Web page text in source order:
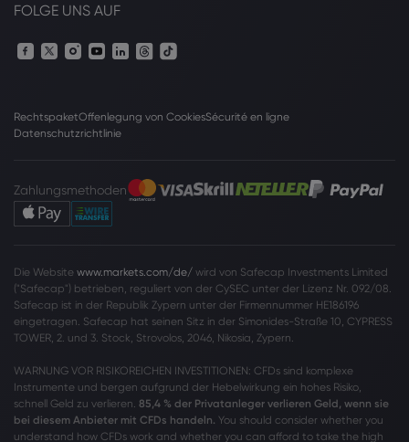
FOLGE UNS AUF
RechtspaketOffenlegung von CookiesSécurité en ligne
Datenschutzrichtlinie
Zahlungsmethoden
Die Website www.markets.com/de/ wird von Safecap Investments Limited
("Safecap") betrieben, reguliert von der CySEC unter der Lizenz Nr. 092/08.
Safecap ist in der Republik Zypern unter der Firmennummer HE186196
eingetragen. Safecap hat seinen Sitz in der Simonides-Straße 10, CYPRESS
TOWER, 2. und 3. Stock, Strovolos, 2046, Nikosia, Zypern.
WARNUNG VOR RISIKOREICHEN INVESTITIONEN: CFDs sind komplexe
Instrumente und bergen aufgrund der Hebelwirkung ein hohes Risiko,
schnell Geld zu verlieren. 85,4 % der Privatanleger verlieren Geld, wenn sie
bei diesem Anbieter mit CFDs handeln. You should consider whether you
understand how CFDs work and whether you can afford to take the high